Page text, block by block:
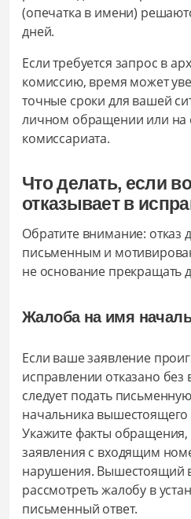
(опечатка в имени)
дней.
Если требуется запрос в
комиссию, время может
точные сроки для вашей
личном обращении или на
комиссариата.
Что делать, если
отказывает в
Обратите внимание: отказ
письменным и
не основание прекращать
Жалоба на имя
Если ваше заявление
исправлении отказано без
следует подать
начальника вышестоящего
Укажите факты
заявления с входящим
нарушения. Вышестоящий
рассмотреть жалобу в
письменный ответ.